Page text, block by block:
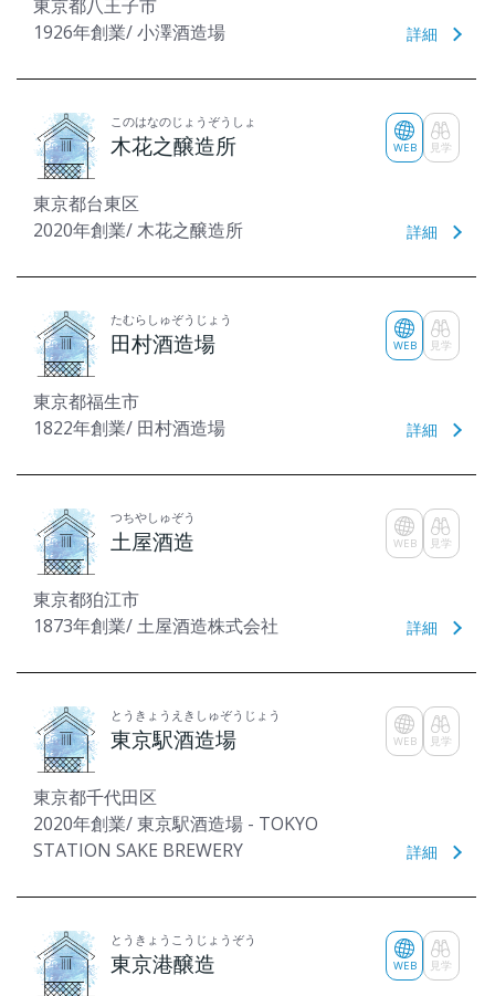
東京都八王子市
1926年創業/ 小澤酒造場
詳細
このはなのじょうぞうしょ
木花之醸造所
東京都台東区
2020年創業/ 木花之醸造所
WEB 見学
詳細
たむらしゅぞうじょう
田村酒造場
東京都福生市
1822年創業/ 田村酒造場
WEB 見学
詳細
つちやしゅぞう
土屋酒造
東京都狛江市
1873年創業/ 土屋酒造株式会社
WEB 見学
詳細
とうきょうえきしゅぞうじょう
東京駅酒造場
東京都千代田区
2020年創業/ 東京駅酒造場 - TOKYO
STATION SAKE BREWERY
WEB 見学
詳細
とうきょうこうじょうぞう
東京港醸造 WEB 見学